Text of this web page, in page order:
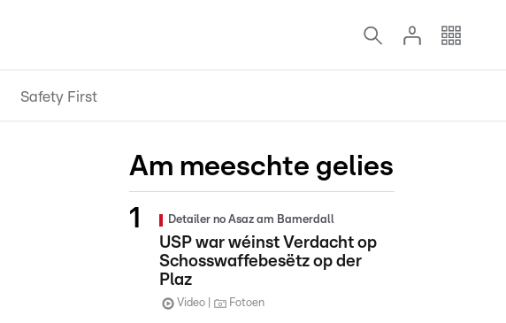
Safety First
Am meeschte gelies
Detailer no Asaz am Bamerdall
USP war wéinst Verdacht op
Schosswaffebesëtz op der
Plaz
Video Fotoen